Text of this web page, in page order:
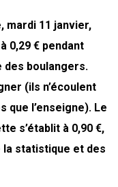
mar­di 11 jan­vier,
0,29 € pen­dant
des bou­lan­gers.
(ils n’é­coulent
que l’en­seigne). Le
s’é­ta­blit à 0,90 €,
la sta­tis­tique et des